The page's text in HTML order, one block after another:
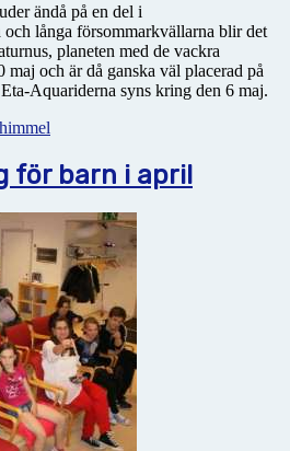
ändå på en del i
långa försommarkvällarna blir det
planeten med de vackra
och är då ganska väl placerad på
Aquariderna syns kring den 6 maj.
för barn i april